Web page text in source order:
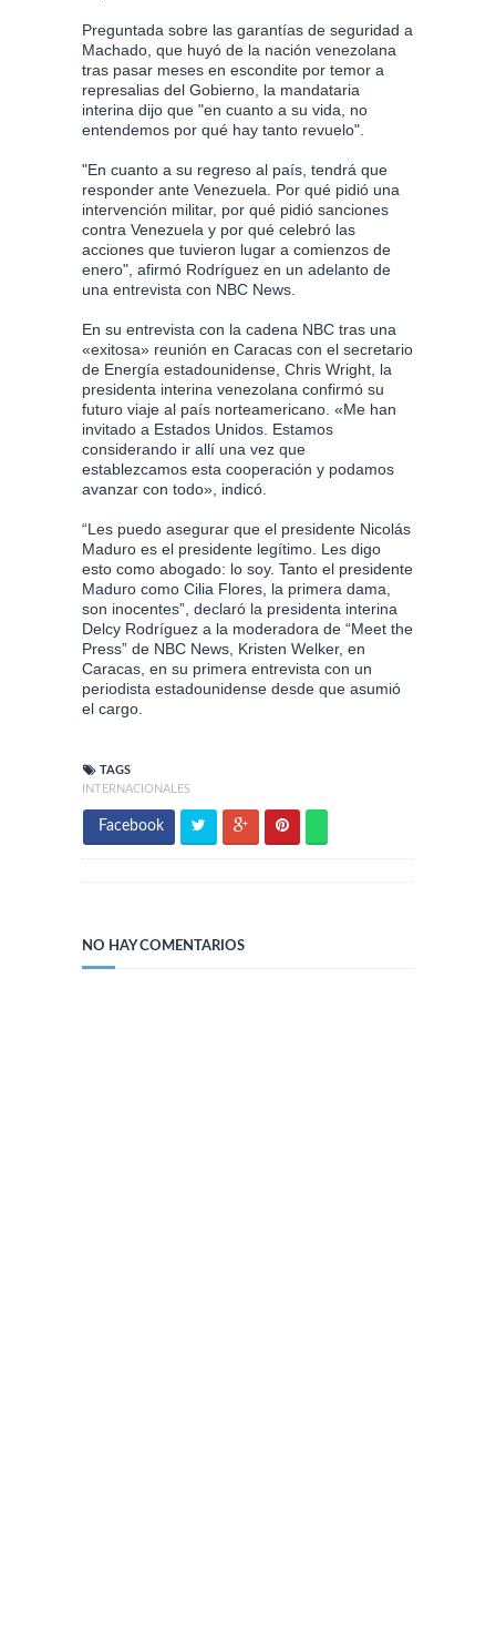
Preguntada sobre las garantías de seguridad a
Machado, que huyó de la nación venezolana
tras pasar meses en escondite por temor a
represalias del Gobierno, la mandataria
interina dijo que "en cuanto a su vida, no
entendemos por qué hay tanto revuelo".
"En cuanto a su regreso al país, tendrá que
responder ante Venezuela. Por qué pidió una
intervención militar, por qué pidió sanciones
contra Venezuela y por qué celebró las
acciones que tuvieron lugar a comienzos de
enero", afirmó Rodríguez en un adelanto de
una entrevista con NBC News.
En su entrevista con la cadena NBC tras una
«exitosa» reunión en Caracas con el secretario
de Energía estadounidense, Chris Wright, la
presidenta interina venezolana confirmó su
futuro viaje al país norteamericano. «Me han
invitado a Estados Unidos. Estamos
considerando ir allí una vez que
establezcamos esta cooperación y podamos
avanzar con todo», indicó.
“Les puedo asegurar que el presidente Nicolás
Maduro es el presidente legítimo. Les digo
esto como abogado: lo soy. Tanto el presidente
Maduro como Cilia Flores, la primera dama,
son inocentes”, declaró la presidenta interina
Delcy Rodríguez a la moderadora de “Meet the
Press” de NBC News, Kristen Welker, en
Caracas, en su primera entrevista con un
periodista estadounidense desde que asumió
el cargo.
TAGS
INTERNACIONALES
Facebook
NO HAY COMENTARIOS